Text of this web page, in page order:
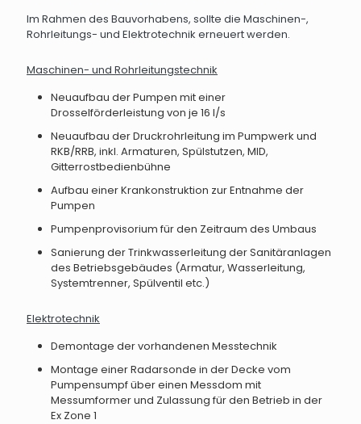
Im Rahmen des Bauvorhabens, sollte die Maschinen-,
Rohrleitungs- und Elektrotechnik erneuert werden.
Maschinen- und Rohrleitungstechnik
Neuaufbau der Pumpen mit einer
Drosselförderleistung von je 16 l/s
Neuaufbau der Druckrohrleitung im Pumpwerk und
RKB/RRB, inkl. Armaturen, Spülstutzen, MID,
Gitterrostbedienbühne
Aufbau einer Krankonstruktion zur Entnahme der
Pumpen
Pumpenprovisorium für den Zeitraum des Umbaus
Sanierung der Trinkwasserleitung der Sanitäranlagen
des Betriebsgebäudes (Armatur, Wasserleitung,
Systemtrenner, Spülventil etc.)
Elektrotechnik
Demontage der vorhandenen Messtechnik
Montage einer Radarsonde in der Decke vom
Pumpensumpf über einen Messdom mit
Messumformer und Zulassung für den Betrieb in der
Ex Zone 1